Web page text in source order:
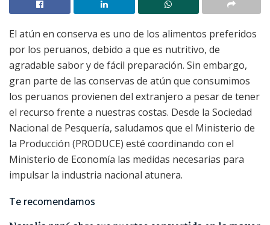
El atún en conserva es uno de los alimentos preferidos
por los peruanos, debido a que es nutritivo, de
agradable sabor y de fácil preparación. Sin embargo,
gran parte de las conservas de atún que consumimos
los peruanos provienen del extranjero a pesar de tener
el recurso frente a nuestras costas. Desde la Sociedad
Nacional de Pesquería, saludamos que el Ministerio de
la Producción (PRODUCE) esté coordinando con el
Ministerio de Economía las medidas necesarias para
impulsar la industria nacional atunera.
Te recomendamos